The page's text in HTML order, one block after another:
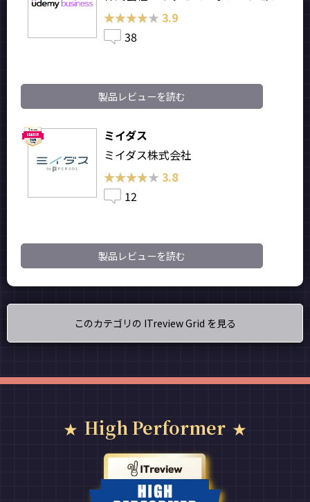
★★★★★
★★★★★ 3.9
38
製品レビューを読む
ミイダス
ミイダス株式会社
★★★★★
★★★★★ 3.8
12
製品レビューを読む
このカテゴリの ITreview Grid を見る
High Performer